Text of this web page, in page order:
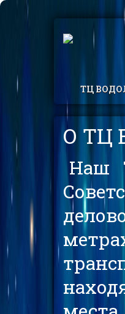
ТЦ
О ТЦ
Наш